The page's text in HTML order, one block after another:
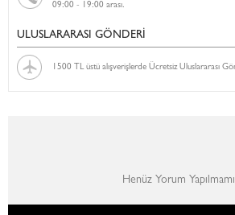
09:00 - 19:00 arası.
ULUSLARARASI GÖNDERİ
1500 TL üstü alışverişlerde Ücretsiz Uluslararası
Henüz Yorum